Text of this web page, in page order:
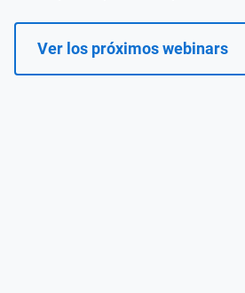
Ver los próximos webinars